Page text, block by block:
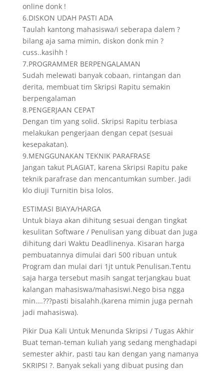
online donk !
6.DISKON UDAH PASTI ADA
Taulah kantong mahasiswa/i seberapa dalem ?
bilang aja sama mimin, diskon donk min ?
cuss..kasihh !
7.PROGRAMMER BERPENGALAMAN
Sudah melewati banyak cobaan, rintangan dan
derita, membuat tim Skripsi Rapitu semakin
berpengalaman
8.PENGERJAAN CEPAT
Dengan tim yang solid. Skripsi Rapitu terbiasa
melakukan pengerjaan dengan cepat (sesuai
kesepakatan).
9.MENGGUNAKAN TEKNIK PARAFRASE
Jangan takut PLAGIAT, karena Skripsi Rapitu pake
teknik parafrase dan mencantumkan sumber. Jadi
klo diuji Turnitin bisa lolos.
ESTIMASI BIAYA/HARGA
Untuk biaya akan dihitung sesuai dengan tingkat
kesulitan Software / Penulisan yang dibuat dan Juga
dihitung dari Waktu Deadlinenya. Kisaran harga
pembuatannya dimulai dari 500 ribuan untuk
Program dan mulai dari 1jt untuk Penulisan.Tentu
saja harga tersebut masih sangat terjangkau buat
kalangan mahasiswa/mahasiswi.Nego bisa ngga
min….???pasti bisalahh.(karena mimin juga pernah
jadi mahasiswa).
Pikir Dua Kali Untuk Menunda Skripsi / Tugas Akhir
Buat teman-teman kuliah yang sedang menghadapi
semester akhir, pasti tau kan dengan yang namanya
SKRIPSI ?. Banyak sekali yang dibuat pusing dan